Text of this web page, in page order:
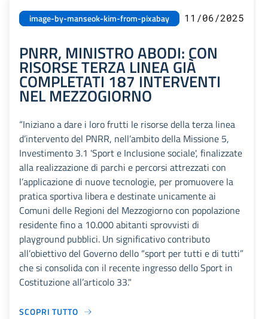
image-by-manseok-kim-from-pixabay 11/06/2025
PNRR, MINISTRO ABODI: CON
RISORSE TERZA LINEA GIÀ
COMPLETATI 187 INTERVENTI
NEL MEZZOGIORNO
“Iniziano a dare i loro frutti le risorse della terza linea
d’intervento del PNRR, nell’ambito della Missione 5,
Investimento 3.1 'Sport e Inclusione sociale', finalizzate
alla realizzazione di parchi e percorsi attrezzati con
l’applicazione di nuove tecnologie, per promuovere la
pratica sportiva libera e destinate unicamente ai
Comuni delle Regioni del Mezzogiorno con popolazione
residente fino a 10.000 abitanti sprovvisti di
playground pubblici. Un significativo contributo
all’obiettivo del Governo dello “sport per tutti e di tutti”
che si consolida con il recente ingresso dello Sport in
Costituzione all’articolo 33."
SCOPRI TUTTO